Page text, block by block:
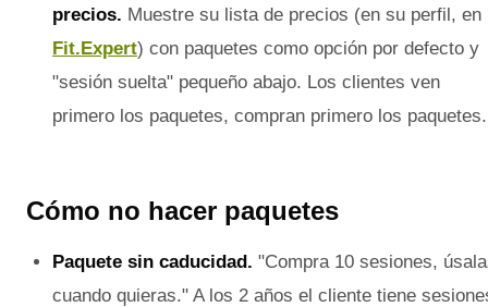
precios. Muestre su lista de precios (en su perfil, en
Fit.Expert) con paquetes como opción por defecto y
"sesión suelta" pequeño abajo. Los clientes ven
primero los paquetes, compran primero los paquetes.
Cómo no hacer paquetes
Paquete sin caducidad. "Compra 10 sesiones,
cuando quieras." A los 2 años el cliente tiene